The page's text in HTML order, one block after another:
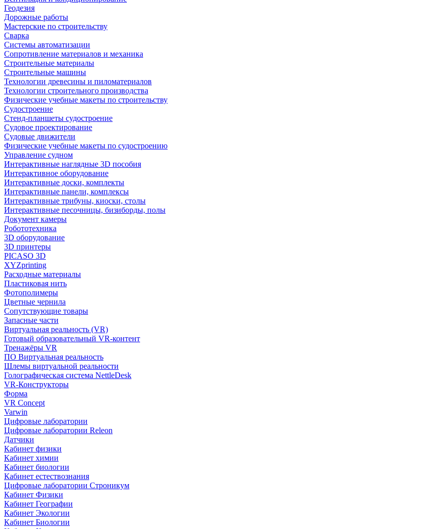
Геодезия
Дорожные работы
Мастерские по строительству
Сварка
Системы автоматизации
Сопротивление материалов и механика
Строительные материалы
Строительные машины
Технологии древесины и пиломатериалов
Технологии строительного производства
Физические учебные макеты по строительству
Судостроение
Стенд-планшеты судостроение
Судовое проектирование
Судовые движители
Физические учебные макеты по судостроению
Управление судном
Интерактивные наглядные 3D пособия
Интерактивное оборудование
Интерактивные доски, комплекты
Интерактивные панели, комплексы
Интерактивные трибуны, киоски, столы
Интерактивные песочницы, бизиборды, полы
Документ камеры
Робототехника
3D оборудование
3D принтеры
PICASO 3D
XYZprinting
Расходные материалы
Пластиковая нить
Фотополимеры
Цветные чернила
Сопутствующие товары
Запасные части
Виртуальная реальность (VR)
Готовый образовательный VR-контент
Тренажёры VR
ПО Виртуальная реальность
Шлемы виртуальной реальности
Голографическая система NettleDesk
VR-Конструкторы
Форма
VR Concept
Varwin
Цифровые лаборатории
Цифровые лаборатории Releon
Датчики
Кабинет физики
Кабинет химии
Кабинет биологии
Кабинет естествознания
Цифровые лаборатории Строникум
Кабинет Физики
Кабинет Географии
Кабинет Экологии
Кабинет Биологии